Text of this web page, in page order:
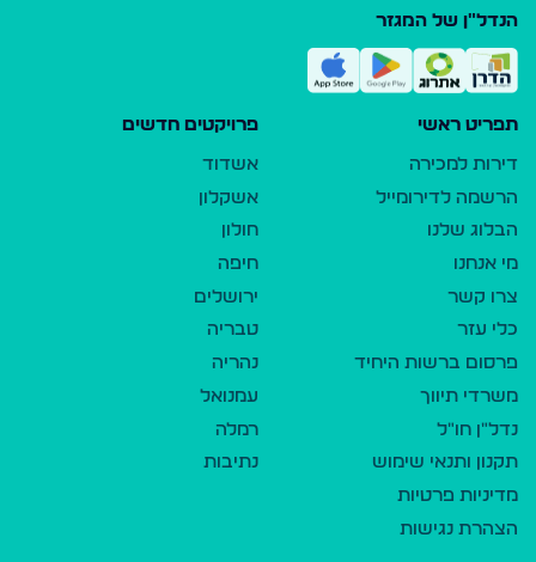
הנדל"ן של המגזר
תפריט ראשי
דירות למכירה
הרשמה לדירומייל
הבלוג שלנו
מי אנחנו
צרו קשר
כלי עזר
פרסום ברשות היחיד
משרדי תיווך
נדל"ן חו"ל
תקנון ותנאי שימוש
מדיניות פרטיות
הצהרת נגישות
פרויקטים חדשים
אשדוד
אשקלון
חולון
חיפה
ירושלים
טבריה
נהריה
עמנואל
רמלה
נתיבות